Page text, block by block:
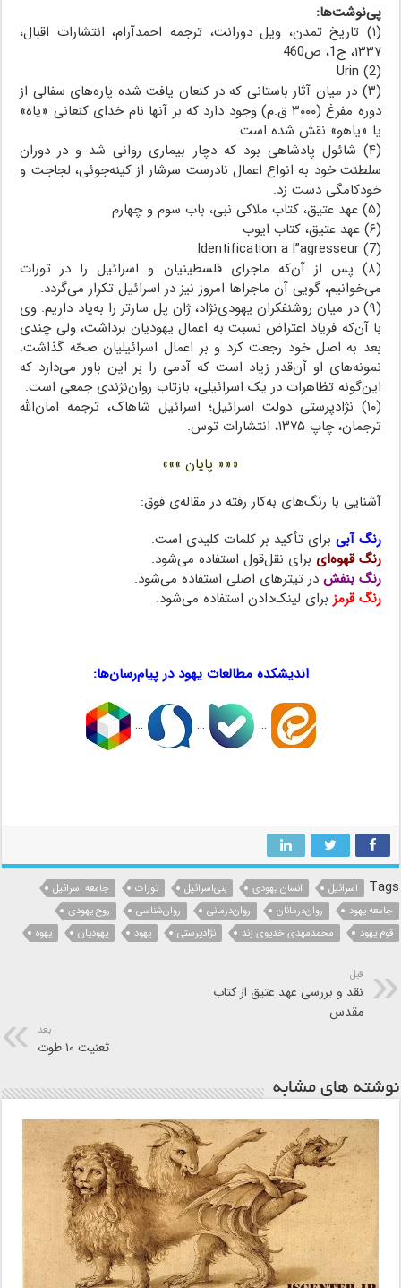
پی‌نوشت‌ها:
(۱) تاریخ تمدن، ویل‌ دورانت‌، ترجمه احمدآرام، انتشارات‌ اقبال،
۱۳۳۷، ج1‌، ص460
(2) Urin
(۳) در میان آثار باستانی که در کنعان یافت‌ شده‌ پاره‌های‌ سفالی از
دوره مفرغ (۳۰۰۰‌ ق.م) وجود‌ دارد‌ که بر آنها نام خدای کنعانی «یاه»
یا «یاهو» نقش شده است.
(۴) شائول پادشاهی بود که دچار بیماری روانی شد و در دوران‌
سلطنت‌ خود‌ به انواع اعمال نادرست‌ سرشار از کینه‌جوئی، لجاجت‌ و
خودکامگی‌ دست زد.
(۵) عهد عتیق، کتاب ملاکی‌ نبی، باب سوم و چهارم
(۶) عهد عتیق، کتاب ایوب
(7) Identification a l”agresseur
(۸) پس‌ از آن‌که ماجرای فلسطینیان و اسرائیل را در تورات
می‌خوانیم، گویی آن ماجراها امروز نیز در اسرائیل تکرار می‌گردد.
(۹) در میان روشنفکران یهودی‌نژاد، ژان پل سارتر را به‌یاد داریم. وی
با آن‌که فریاد اعتراض‌ نسبت‌ به اعمال‌‌ یهودیان برداشت، ولی چندی
بعد به اصل خود رجعت کرد و بر اعمال اسرائیلیان صحّه‌ گذاشت‌.
نمونه‌های او آن‌قدر زیاد است که آدمی را بر این باور می‌دارد که
این‌گونه‌ تظاهرات‌ در‌ یک‌ اسرائیلی، بازتاب روان‌نژندی جمعی است.
(۱۰) نژادپرستی دولت اسرائیل؛ اسرائیل شاهاک، ترجمه امان‌الله
ترجمان، چاپ ۱۳۷۵، انتشارات توس.
««« پایان »»»
آشنایی با رنگ‌های به‌کار رفته در مقاله‌ی فوق:
رنگ آبی برای تأکید بر کلمات کلیدی است.
رنگ قهوه‌ای برای نقل‌قول استفاده می‌شود.
رنگ بنفش در تیترهای اصلی استفاده می‌شود.
رنگ قرمز برای لینک‌دادن استفاده می‌شود.
اندیشکده مطالعات یهود در پیام‌رسان‌ها:
…
…
…
Tags اسرائیل انسان‌ یهودی بنی‌اسرائیل تورات
جامعه اسرائیل
جامعه یهود
روان‌درمانان روان‌درمانی روان‌شناسی
روح‌ یهودی
قوم یهود
محمدمهدی خدیوی زند نژادپرستی یهود یهودیان یهوه
قبل
نقد و بررسی عهد عتیق از کتاب
مقدس
بعد
تعنیت ۱۰ طوت
نوشته های مشابه